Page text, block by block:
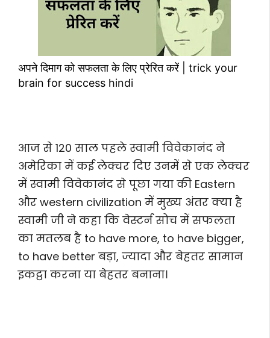
अपने दिमाग को सफलता के लिए प्रेरित करें | trick your
brain for success hindi
आज से 120 साल पहले स्वामी विवेकानंद ने
अमेरिका में कई लेक्चर दिए उनमें से एक लेक्चर
में स्वामी विवेकानंद से पूछा गया की Eastern
और western civilization में मुख्य अंतर क्या है
स्वामी जी ने कहा कि वेस्टर्न सोच में सफलता
का मतलब है to have more, to have bigger,
to have better बड़ा, ज्यादा और बेहतर सामान
इकट्ठा करना या बेहतर बनाना।